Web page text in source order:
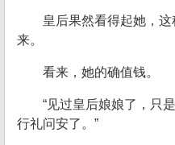
皇后果然看得起她，
来。
看来，她的确值钱。
“见过皇后娘娘了，只
行礼问安了。”